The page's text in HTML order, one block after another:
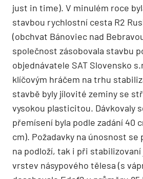
just in time). V minulém roce
stavbou rychlostní cesta R2
(obchvat Bánoviec nad
společnost zásobovala stavbu
objednávatele SAT Slovensko
klíčovým hráčem na trhu
stavbě byly jílovité zeminy se
vysokou plasticitou. Dávkovaly
přemísení byla podle zadání 40
cm). Požadavky na únosnost
na podloží, tak i při
vrstev násypového tělesa (s